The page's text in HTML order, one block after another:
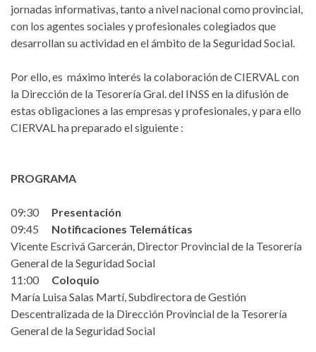
jornadas informativas, tanto a nivel nacional como provincial,
con los agentes sociales y profesionales colegiados que
desarrollan su actividad en el ámbito de la Seguridad Social.
Por ello, es máximo interés la colaboración de CIERVAL con
la Dirección de la Tesorería Gral. del INSS en la difusión de
estas obligaciones a las empresas y profesionales, y para ello
CIERVAL ha preparado el siguiente :
PROGRAMA
09:30 Presentación
09:45 Notificaciones Telemáticas
Vicente Escrivá Garcerán, Director Provincial de la Tesorería
General de la Seguridad Social
11:00 Coloquio
María Luisa Salas Martí, Subdirectora de Gestión
Descentralizada de la Dirección Provincial de la Tesorería
General de la Seguridad Social